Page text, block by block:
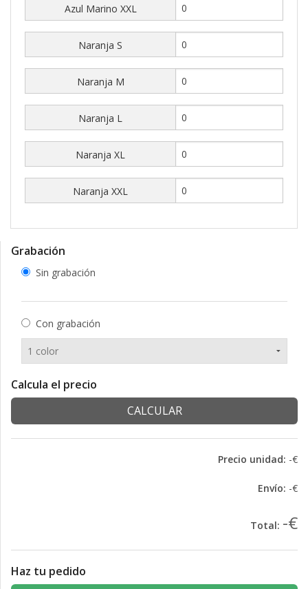
Azul Marino XXL
Naranja S
Naranja M
Naranja L
Naranja XL
Naranja XXL
Grabación
Sin grabación
Con grabación
Calcula el precio
CALCULAR
Precio unidad: -€
Envío: -€
Total: -€
Haz tu pedido